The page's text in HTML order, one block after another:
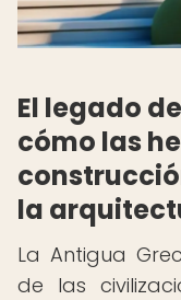
El legado
cómo las
la
La Antigua
de las